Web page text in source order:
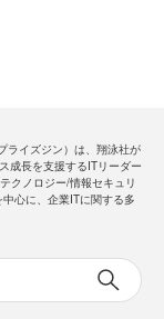
ライズジン）は、翔泳社が
成長を支援するITリーダー
クノロジー/情報セキュリ
心に、企業ITに関する多